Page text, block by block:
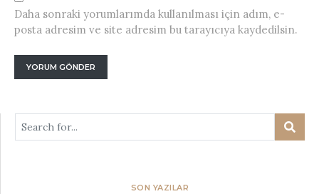
Daha sonraki yorumlarımda kullanılması için adım, e-
posta adresim ve site adresim bu tarayıcıya kaydedilsin.
SON YAZILAR